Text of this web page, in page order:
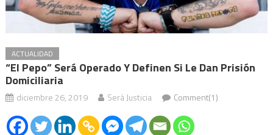
ACTUALIDAD
“El Pepo” Será Operado Y Definen Si Le Dan Prisión
Domiciliaria
diciembre 26, 2019 Será Justicia Comment(1)